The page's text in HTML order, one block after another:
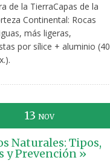
de la TierraCapas de la
Continental: Rocas
más ligeras,
por sílice + aluminio (40
13 NOV
Naturales: Tipos,
y Prevención »